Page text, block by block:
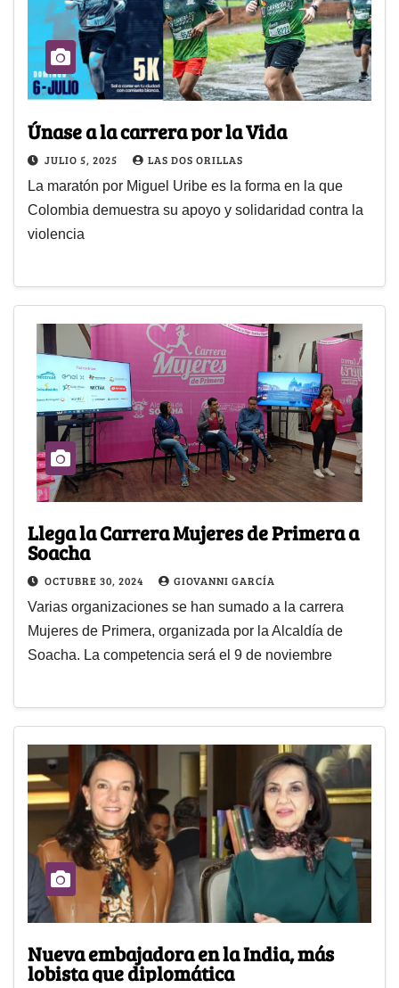
Únase a la carrera por la Vida
JULIO 5, 2025 LAS DOS ORILLAS
La maratón por Miguel Uribe es la forma en la que
Colombia demuestra su apoyo y solidaridad contra la
violencia
Llega la Carrera Mujeres de Primera a
Soacha
OCTUBRE 30, 2024 GIOVANNI GARCÍA
Varias organizaciones se han sumado a la carrera
Mujeres de Primera, organizada por la Alcaldía de
Soacha. La competencia será el 9 de noviembre
Nueva embajadora en la India, más
lobista que diplomática